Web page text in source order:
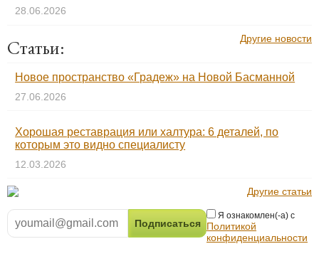
28.06.2026
Другие новости
Статьи:
Новое пространство «Градеж» на Новой Басманной
27.06.2026
Хорошая реставрация или халтура: 6 деталей, по
которым это видно специалисту
12.03.2026
Другие статьи
Я ознакомлен(-а) с
Политикой
конфиденциальности